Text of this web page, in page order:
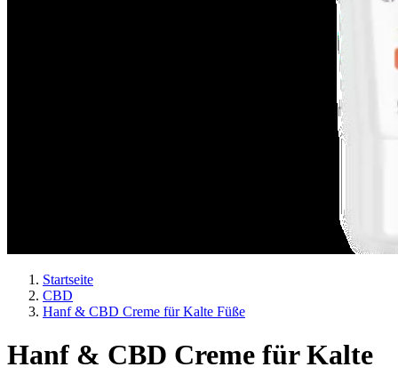
Startseite
CBD
Hanf & CBD Creme für Kalte Füße
Hanf & CBD Creme für Kalte